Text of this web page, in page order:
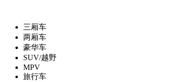
三厢车
两厢车
豪华车
SUV/越野
MPV
旅行车